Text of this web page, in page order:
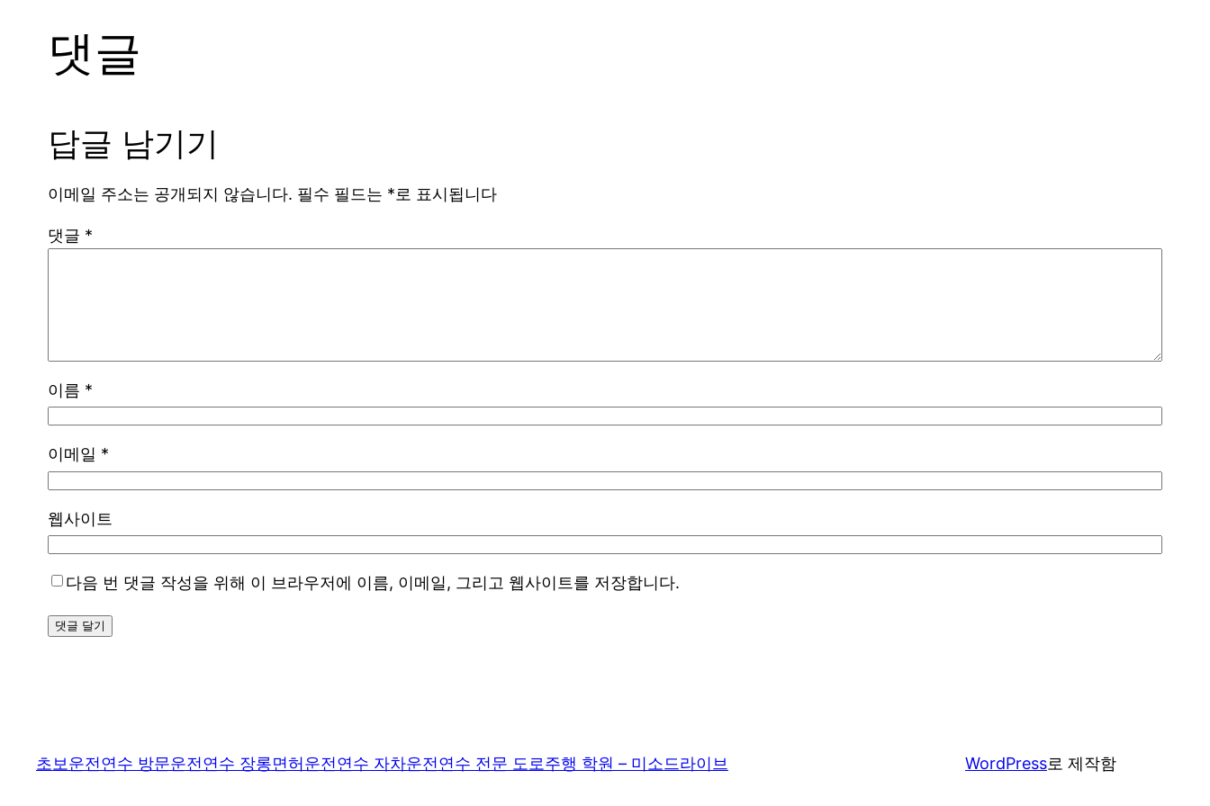
댓글
답글 남기기
이메일 주소는 공개되지 않습니다. 필수 필드는 *로 표시됩니다
댓글 *
이름 *
이메일 *
웹사이트
다음 번 댓글 작성을 위해 이 브라우저에 이름, 이메일, 그리고 웹사이트를 저장합니다.
초보운전연수 방문운전연수 장롱면허운전연수 자차운전연수 전문 도로주행 학원 – 미소드라이브 WordPress로 제작함